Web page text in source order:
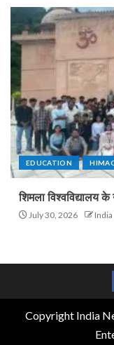
EDUCATION
शिमला विश्वविद्यालय के
July 30, 2026
Copyright India